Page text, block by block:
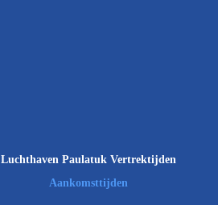
Luchthaven Paulatuk Vertrektijden
Aankomsttijden